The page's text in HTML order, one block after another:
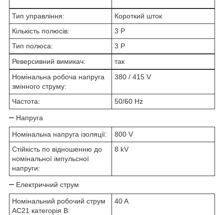
Тип управління:
Короткий шток
Кількість полюсів:
3 P
Тип полюса:
3 P
Реверсивний вимикач:
так
Номінальна робоча напруга
змінного струму:
380 / 415 V
Частота: 50/60 Hz
Напруга
Номінальна напруга ізоляції:
800 V
Стійкість по відношенню до
номінальної імпульсної
напруги:
8 kV
Електричний струм
Номінальний робочий струм
АС21 категорія В:
40 A